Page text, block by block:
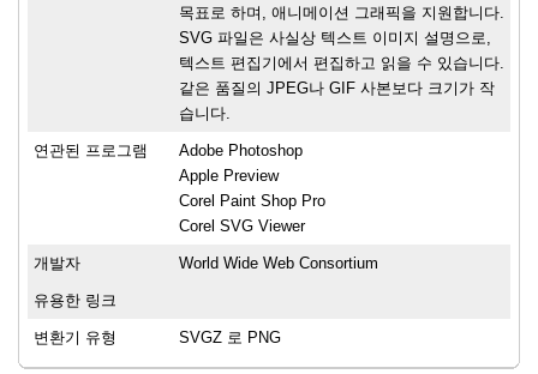
목표로 하며, 애니메이션 그래픽을 지원합니다.
SVG 파일은 사실상 텍스트 이미지 설명으로,
텍스트 편집기에서 편집하고 읽을 수 있습니다.
같은 품질의 JPEG나 GIF 사본보다 크기가 작
습니다.
연관된 프로그램
Adobe Photoshop
Apple Preview
Corel Paint Shop Pro
Corel SVG Viewer
개발자 World Wide Web Consortium
유용한 링크
변환기 유형 SVGZ 로 PNG